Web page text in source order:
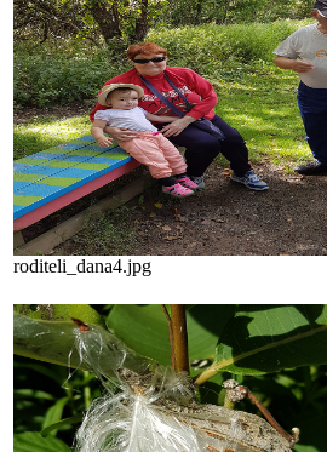
roditeli_dana4.jpg